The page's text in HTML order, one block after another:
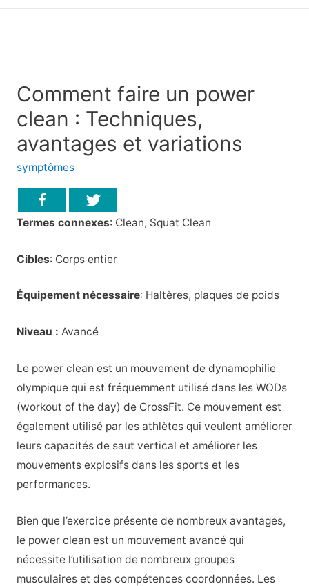
Comment faire un power
clean : Techniques,
avantages et variations
symptômes
Termes connexes: Clean, Squat Clean
Cibles: Corps entier
Équipement nécessaire: Haltères, plaques de poids
Niveau : Avancé
Le power clean est un mouvement de dynamophilie
olympique qui est fréquemment utilisé dans les WODs
(workout of the day) de CrossFit. Ce mouvement est
également utilisé par les athlètes qui veulent améliorer
leurs capacités de saut vertical et améliorer les
mouvements explosifs dans les sports et les
performances.
Bien que l’exercice présente de nombreux avantages,
le power clean est un mouvement avancé qui
nécessite l’utilisation de nombreux groupes
musculaires et des compétences coordonnées. Les